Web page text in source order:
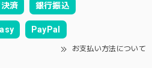
済 銀行振込
PayPal
お支払い方法について